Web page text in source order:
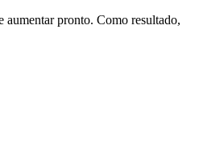
aumentar pronto. Como resultado,